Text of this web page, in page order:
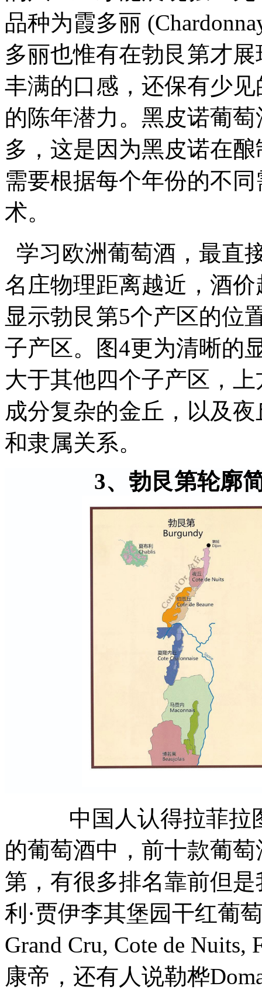
品种为霞多丽
多丽也惟有在勃艮第才
丰满的口感，还保有少
的陈年潜力。黑皮诺葡
多，这是因为黑皮诺在
需要根据每个年份的不
术。
学习欧洲葡萄酒，最直
名庄物理距离越近，酒
显示勃艮第5个产区的位
子产区。图4更为清晰的
大于其他四个子产区，
成分复杂的金丘，以及
和隶属关系。
3、勃艮第
中国人认得拉菲拉
的葡萄酒中，前十款葡
第，有很多排名靠前但
利·贾伊李其堡园干红葡
Grand Cru, Cote de
康帝，还有人说勒桦